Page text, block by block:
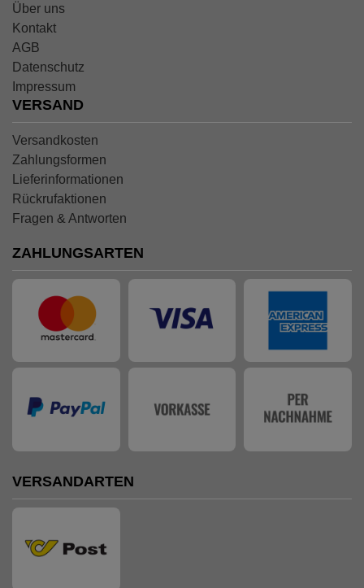
Über uns
Kontakt
AGB
Datenschutz
Impressum
VERSAND
Versandkosten
Zahlungsformen
Lieferinformationen
Rückrufaktionen
Fragen & Antworten
ZAHLUNGSARTEN
VERSANDARTEN